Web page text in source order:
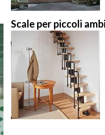
Scale per piccoli